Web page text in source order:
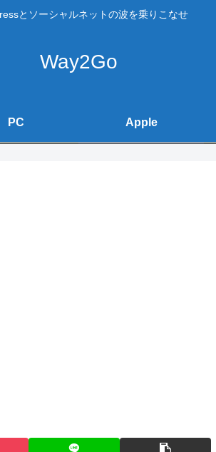
とソーシャルネットの波を乗りこなせ
Way2Go
PC Apple